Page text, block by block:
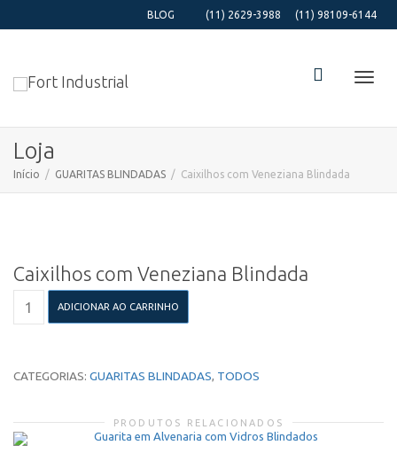
BLOG (11) 2629-3988 (11) 98109-6144
Loja
Início GUARITAS BLINDADAS Caixilhos com Veneziana Blindada
Caixilhos com Veneziana Blindada
com
quantidade
ADICIONAR AO CARRINHO
CATEGORIAS: GUARITAS BLINDADAS, TODOS
PRODUTOS RELACIONADOS